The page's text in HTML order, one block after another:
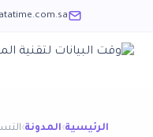
الرئيسية›المدونة›